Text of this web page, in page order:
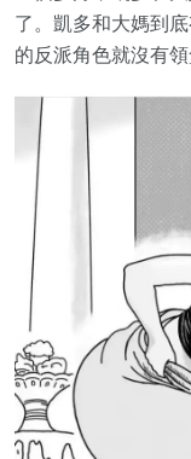
了。凱多和大媽到
的反派角色就沒有